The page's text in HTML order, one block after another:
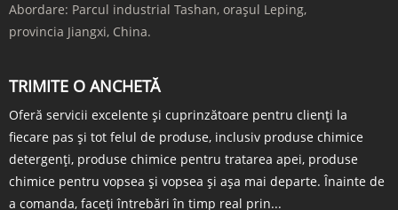
Abordare: Parcul industrial Tashan, orașul Leping,
provincia Jiangxi, China.
TRIMITE O ANCHETĂ
Oferă servicii excelente și cuprinzătoare pentru clienți la
fiecare pas și tot felul de produse, inclusiv produse chimice
detergenți, produse chimice pentru tratarea apei, produse
chimice pentru vopsea și vopsea și așa mai departe. Înainte de
a comanda, faceți întrebări în timp real prin...